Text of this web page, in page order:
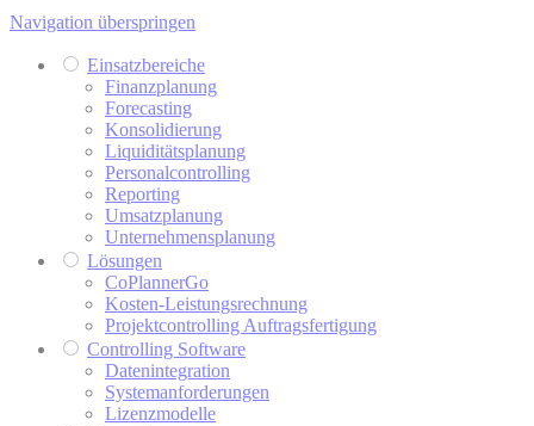
Navigation überspringen
Einsatzbereiche
Finanzplanung
Forecasting
Konsolidierung
Liquiditätsplanung
Personalcontrolling
Reporting
Umsatzplanung
Unternehmensplanung
Lösungen
CoPlannerGo
Kosten-Leistungsrechnung
Projektcontrolling Auftragsfertigung
Controlling Software
Datenintegration
Systemanforderungen
Lizenzmodelle